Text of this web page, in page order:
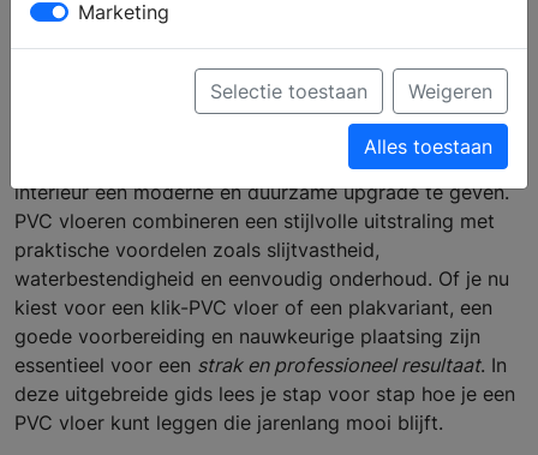
stap handleiding voor een
strak resultaat
is een uitstekende manier om je
interieur een moderne en duurzame upgrade te geven.
PVC vloeren combineren een stijlvolle uitstraling met
praktische voordelen zoals slijtvastheid,
waterbestendigheid en eenvoudig onderhoud. Of je nu
kiest voor een klik-PVC vloer of een plakvariant, een
goede voorbereiding en nauwkeurige plaatsing zijn
essentieel voor een strak en professioneel resultaat. In
deze uitgebreide gids lees je stap voor stap hoe je een
PVC vloer kunt leggen die jarenlang mooi blijft.
Marketing
Selectie toestaan Weigeren
Alles toestaan